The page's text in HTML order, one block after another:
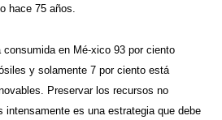
hace 75 años.
consumida en Mé-xico 93 por ciento
y solamente 7 por ciento está
Preservar los recursos no
intensamente es una estrategia que debe